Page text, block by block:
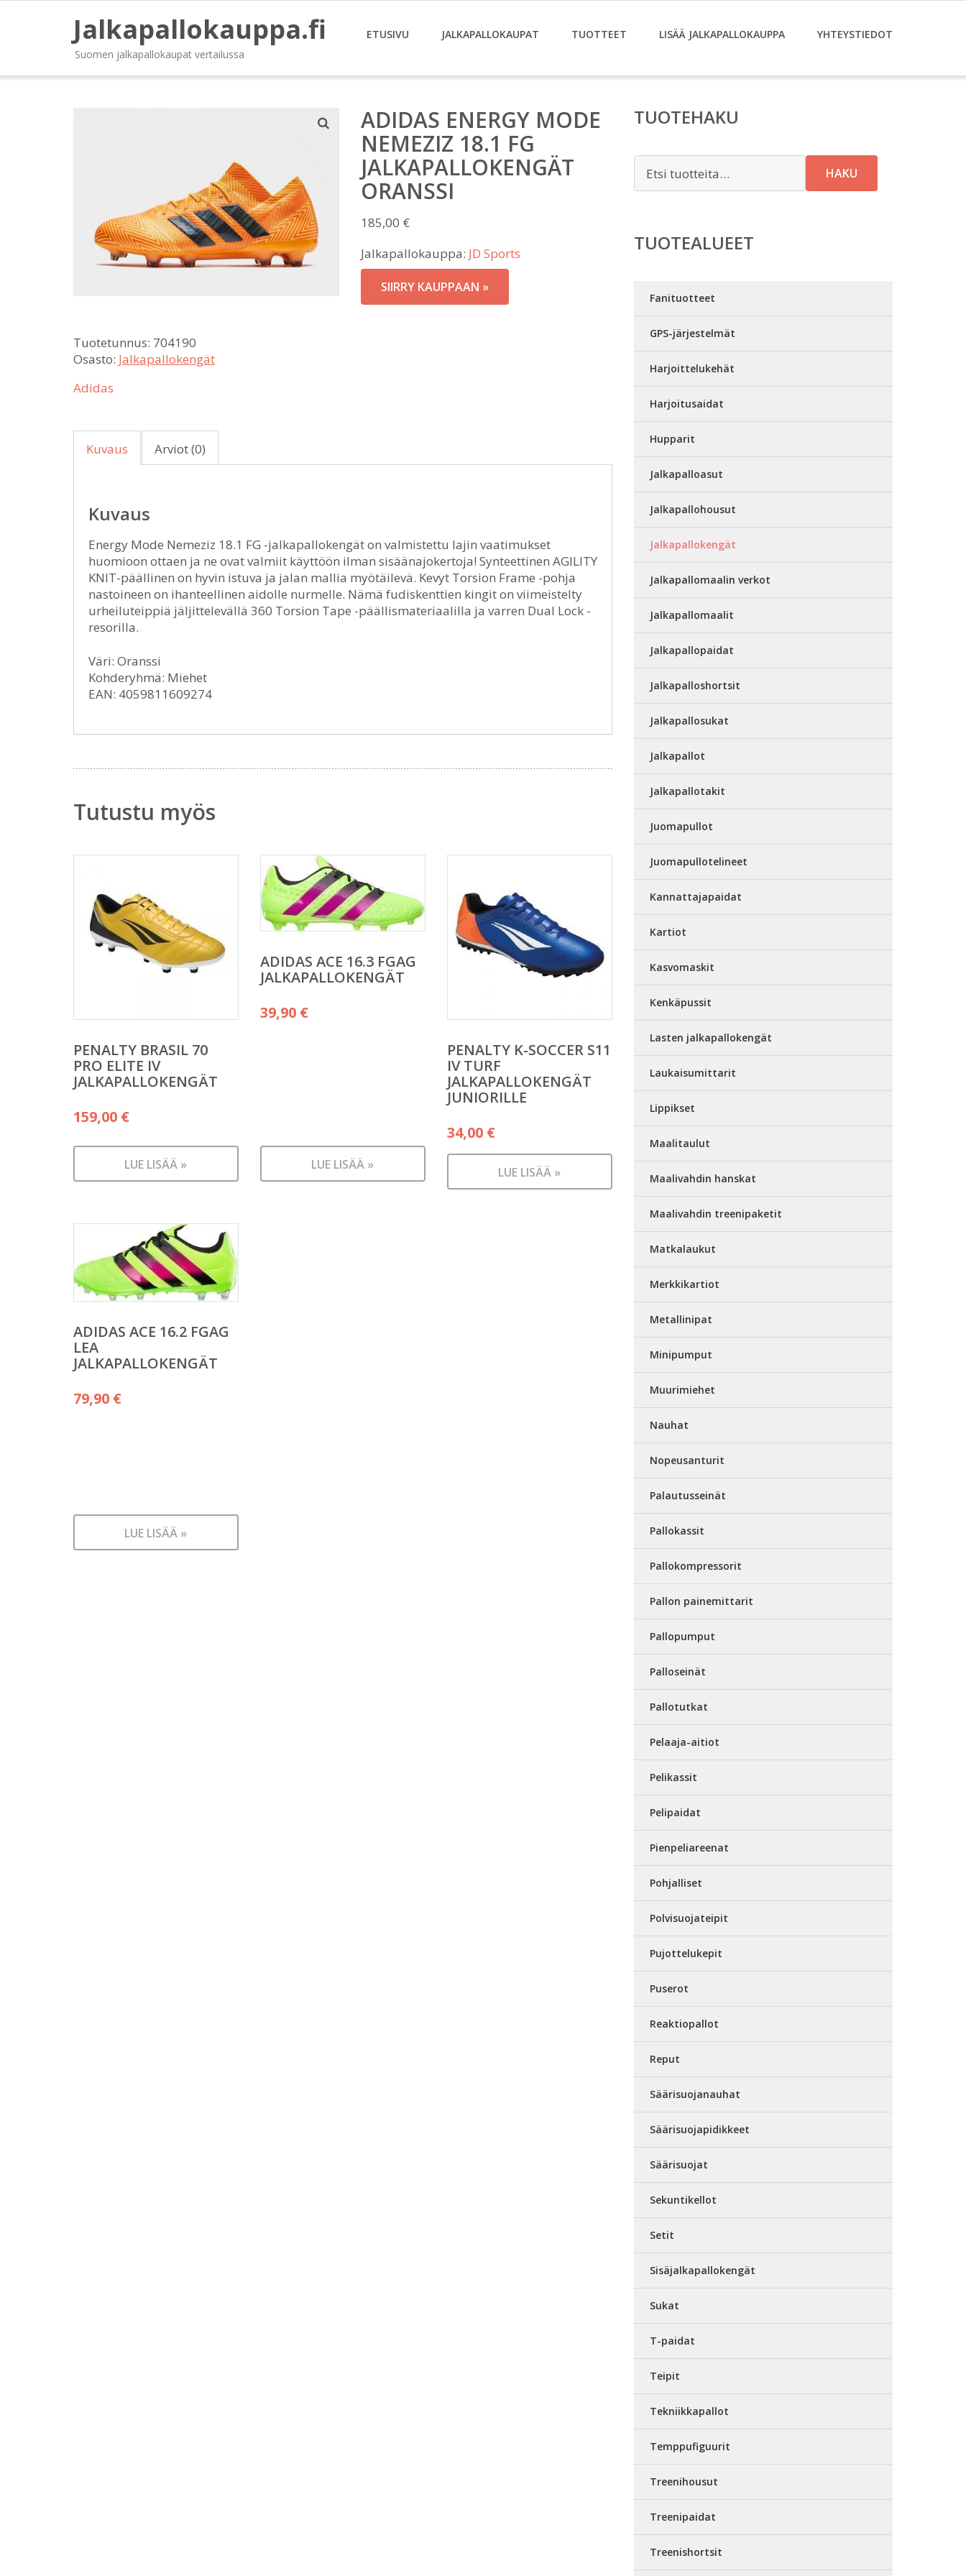
Jalkapallokauppa.fi
Suomen jalkapallokaupat vertailussa
ETUSIVU JALKAPALLOKAUPAT TUOTTEET LISÄÄ JALKAPALLOKAUPPA YHTEYSTIEDOT
ADIDAS ENERGY MODE
NEMEZIZ 18.1 FG
JALKAPALLOKENGÄT
ORANSSI
185,00 €
Jalkapallokauppa: JD Sports
SIIRRY KAUPPAAN »
Tuotetunnus: 704190
Osasto: Jalkapallokengät
Adidas
Kuvaus Arviot (0)
Kuvaus
Energy Mode Nemeziz 18.1 FG -jalkapallokengät on valmistettu lajin vaatimukset
huomioon ottaen ja ne ovat valmiit käyttöön ilman sisäänajokertoja! Synteettinen AGILITY
KNIT-päällinen on hyvin istuva ja jalan mallia myötäilevä. Kevyt Torsion Frame -pohja
nastoineen on ihanteellinen aidolle nurmelle. Nämä fudiskenttien kingit on viimeistelty
urheiluteippiä jäljittelevällä 360 Torsion Tape -päällismateriaalilla ja varren Dual Lock -
resorilla.
Väri: Oranssi
Kohderyhmä: Miehet
EAN: 4059811609274
Tutustu myös
PENALTY BRASIL 70
PRO ELITE IV
JALKAPALLOKENGÄT
159,00 €
LUE LISÄÄ »
ADIDAS ACE 16.3 FGAG
JALKAPALLOKENGÄT
39,90 €
LUE LISÄÄ »
PENALTY K-SOCCER S11
IV TURF
JALKAPALLOKENGÄT
JUNIORILLE
34,00 €
LUE LISÄÄ »
ADIDAS ACE 16.2 FGAG
LEA
JALKAPALLOKENGÄT
79,90 €
LUE LISÄÄ »
TUOTEHAKU
HAKU
TUOTEALUEET
Fanituotteet
GPS-järjestelmät
Harjoittelukehät
Harjoitusaidat
Hupparit
Jalkapalloasut
Jalkapallohousut
Jalkapallokengät
Jalkapallomaalin verkot
Jalkapallomaalit
Jalkapallopaidat
Jalkapalloshortsit
Jalkapallosukat
Jalkapallot
Jalkapallotakit
Juomapullot
Juomapullotelineet
Kannattajapaidat
Kartiot
Kasvomaskit
Kenkäpussit
Lasten jalkapallokengät
Laukaisumittarit
Lippikset
Maalitaulut
Maalivahdin hanskat
Maalivahdin treenipaketit
Matkalaukut
Merkkikartiot
Metallinipat
Minipumput
Muurimiehet
Nauhat
Nopeusanturit
Palautusseinät
Pallokassit
Pallokompressorit
Pallon painemittarit
Pallopumput
Palloseinät
Pallotutkat
Pelaaja-aitiot
Pelikassit
Pelipaidat
Pienpeliareenat
Pohjalliset
Polvisuojateipit
Pujottelukepit
Puserot
Reaktiopallot
Reput
Säärisuojanauhat
Säärisuojapidikkeet
Säärisuojat
Sekuntikellot
Setit
Sisäjalkapallokengät
Sukat
T-paidat
Teipit
Tekniikkapallot
Temppufiguurit
Treenihousut
Treenipaidat
Treenishortsit